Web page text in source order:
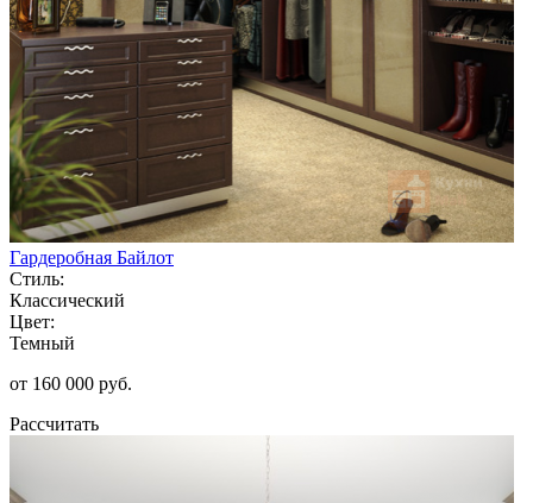
Гардеробная Байлот
Стиль:
Классический
Цвет:
Темный
от 160 000 руб.
Рассчитать